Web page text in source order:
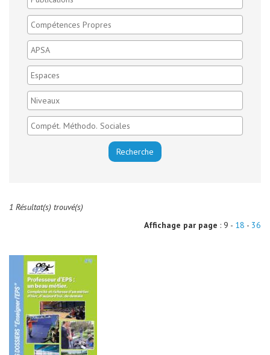
1 Résultat(s) trouvé(s)
Affichage par page : 9 - 18 - 36